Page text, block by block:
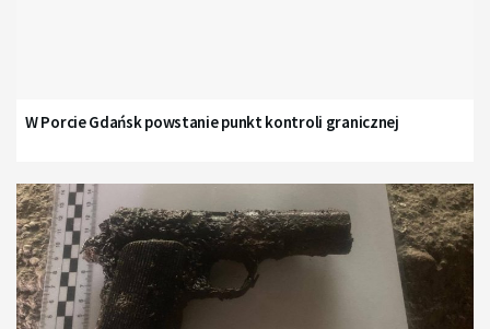
W Porcie Gdańsk powstanie punkt kontroli granicznej